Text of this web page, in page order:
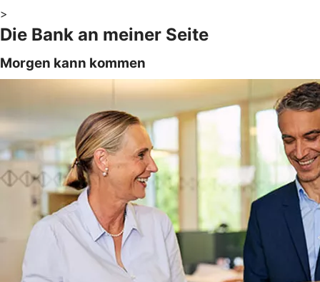
>
Die Bank an meiner Seite
Morgen kann kommen